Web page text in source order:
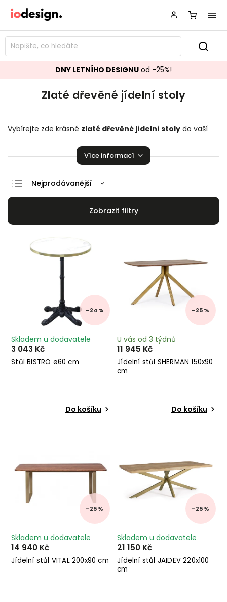
DNY LETNÍHO DESIGNU od -25%!
Zlaté dřevěné jídelní stoly
Vybírejte zde krásné zlaté dřevěné jídelní stoly do vaší
Více informací
Doporučujeme
Nejprodávanější
Abecedně
–24 %
Stůl BISTRO ø60 cm
Skladem u dodavatele
3 043 Kč
Do košíku
–25 %
Jídelní stůl SHERMAN 150x90
cm
U vás od 3 týdnů
11 945 Kč
Do košíku
–25 %
Jídelní stůl VITAL 200x90 cm
Skladem u dodavatele
14 940 Kč
–25 %
Jídelní stůl JAIDEV 220x100
cm
Skladem u dodavatele
21 150 Kč